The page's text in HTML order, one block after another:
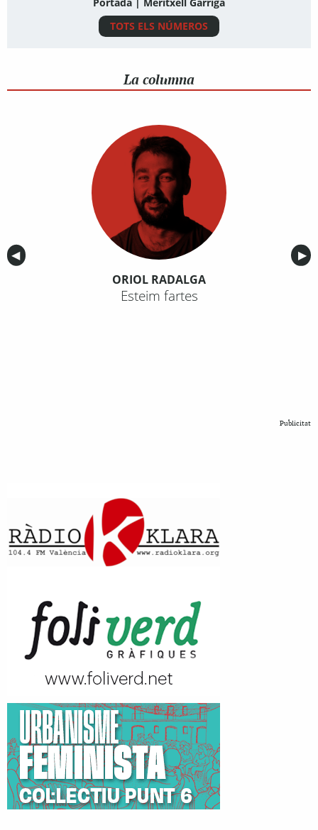
TOTS ELS NÚMEROS
La columna
Anterior
◀︎ ▶︎
ORIOL RADALGA
Esteim fartes
Publicitat